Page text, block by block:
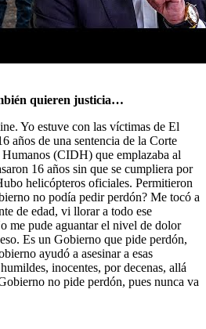
quieren justicia…
Yo estuve con las víctimas de El
años de una sentencia de la Corte
(CIDH) que emplazaba al
16 años sin que se cumpliera por
helicópteros oficiales. Permitieron
no podía pedir perdón? Me tocó a
de edad, vi llorar a todo ese
me pude aguantar el nivel de dolor
Es un Gobierno que pide perdón,
ayudó a asesinar a esas
inocentes, por decenas, allá
no pide perdón, pues nunca va